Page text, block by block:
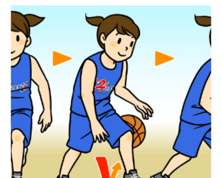
スポーツイラスト『バスケットボールルー
ルブック』リーフラス